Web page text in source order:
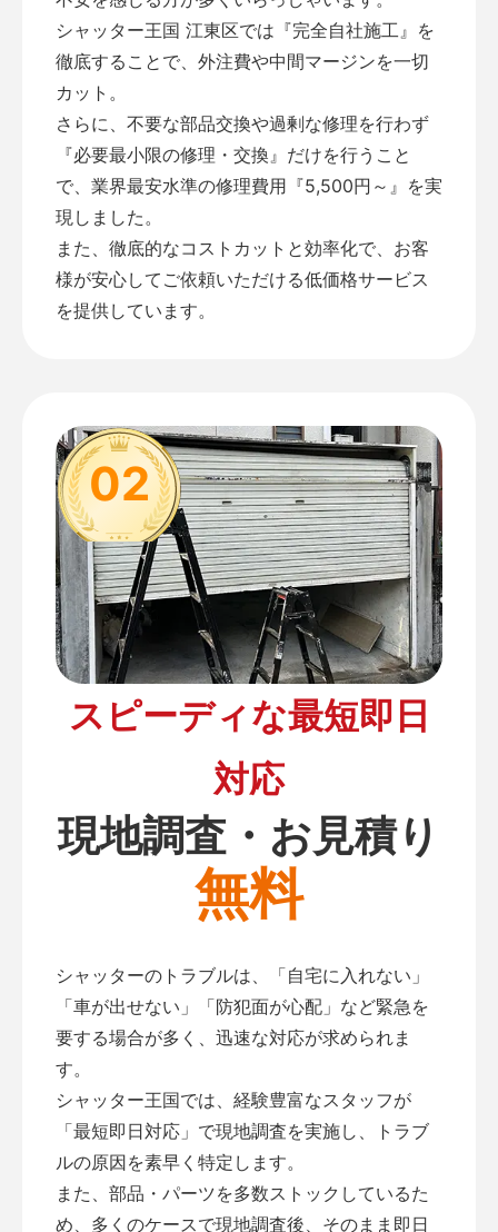
シャッター王国 江東区では『完全自社施工』を
徹底することで、外注費や中間マージンを一切
カット。
さらに、不要な部品交換や過剰な修理を行わず
『必要最小限の修理・交換』だけを行うこと
で、業界最安水準の修理費用『5,500円～』を実
現しました。
また、徹底的なコストカットと効率化で、お客
様が安心してご依頼いただける低価格サービス
を提供しています。
02
スピーディな最短即日
対応
現地調査・お見積り
無料
シャッターのトラブルは、「自宅に入れない」
「車が出せない」「防犯面が心配」など緊急を
要する場合が多く、迅速な対応が求められま
す。
シャッター王国では、経験豊富なスタッフが
「最短即日対応」で現地調査を実施し、トラブ
ルの原因を素早く特定します。
また、部品・パーツを多数ストックしているた
め、多くのケースで現地調査後、そのまま即日